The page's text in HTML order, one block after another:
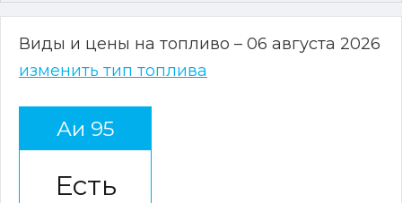
Виды и цены на топливо – 06 августа 2026
изменить тип топлива
Аи 95
Есть